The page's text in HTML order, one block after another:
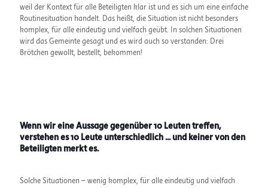
weil der Kontext für alle Beteiligten klar ist und es sich um eine einfache
Routinesituation handelt. Das heißt, die Situation ist nicht besonders
komplex, für alle eindeutig und vielfach geübt. In solchen Situationen
wird das Gemeinte gesagt und es wird auch so verstanden: Drei
Brötchen gewollt, bestellt, bekommen!
Wenn wir eine Aussage gegenüber 10 Leuten treffen,
verstehen es 10 Leute unterschiedlich ... und keiner von den
Beteiligten merkt es.
Solche Situationen – wenig komplex, für alle eindeutig und vielfach